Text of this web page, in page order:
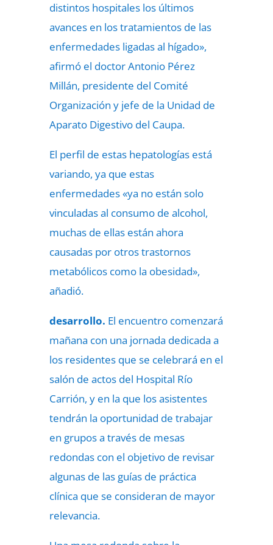
distintos hospitales los últimos
avances en los tratamientos de las
enfermedades ligadas al hígado»,
afirmó el doctor Antonio Pérez
Millán, presidente del Comité
Organización y jefe de la Unidad de
Aparato Digestivo del Caupa.
El perfil de estas hepatologías está
variando, ya que estas
enfermedades «ya no están solo
vinculadas al consumo de alcohol,
muchas de ellas están ahora
causadas por otros trastornos
metabólicos como la obesidad»,
añadió.
desarrollo. El encuentro comenzará
mañana con una jornada dedicada a
los residentes que se celebrará en el
salón de actos del Hospital Río
Carrión, y en la que los asistentes
tendrán la oportunidad de trabajar
en grupos a través de mesas
redondas con el objetivo de revisar
algunas de las guías de práctica
clínica que se consideran de mayor
relevancia.